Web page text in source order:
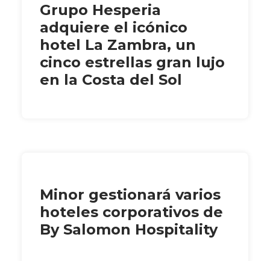
Grupo Hesperia
adquiere el icónico
hotel La Zambra, un
cinco estrellas gran lujo
en la Costa del Sol
Minor gestionará varios
hoteles corporativos de
By Salomon Hospitality